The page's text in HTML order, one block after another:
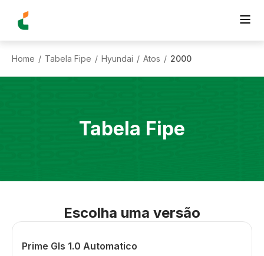
Home / Tabela Fipe / Hyundai / Atos / 2000
Tabela Fipe
Escolha uma versão
Prime Gls 1.0 Automatico